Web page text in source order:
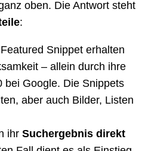
oben. Die Antwort steht
:
Snippet erhalten
– allein durch ihre
bei Google. Die Snippets
aber auch Bilder, Listen
ihr Suchergebnis direkt